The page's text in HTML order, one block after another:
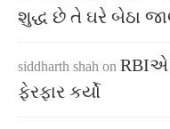
શુદ્ધ છે તે ઘરે બેઠા
siddharth shah on RBIએ
ફેરફાર કર્યો